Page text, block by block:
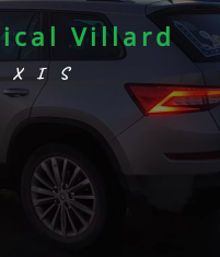
Villard